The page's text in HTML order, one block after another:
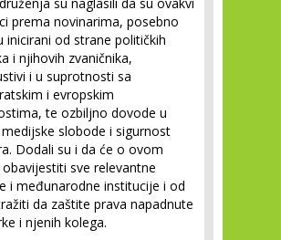
prema novinarima, posebno
inicirani od strane političkih
i njihovih zvaničnika,
i u suprotnosti sa
i evropskim
te ozbiljno dovode u
slobode i sigurnost
Dodali su i da će o ovom
sve relevantne
i međunarodne institucije i od
da zaštite prava napadnute
i njenih kolega.